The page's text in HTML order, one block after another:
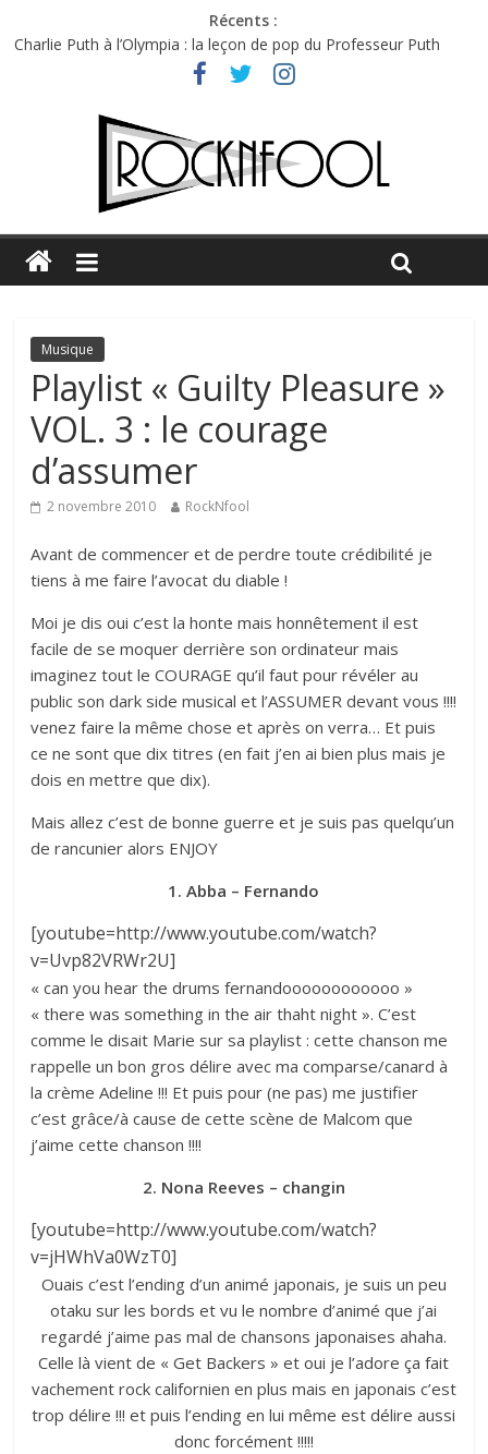
Récents :
Charlie Puth à l’Olympia : la leçon de pop du Professeur Puth
Festival Triptyque : un nouveau festival de musique indépendant
Hellfest 2026 vendredi : température et émotions en hausse
Hellfest 2026 jeudi : impossible de choisir entre chaleur et bonne
Première édition du Midgard Festival : entre bière, métal et
Musique
Playlist « Guilty Pleasure »
VOL. 3 : le courage
d’assumer
2 novembre 2010 RockNfool
Avant de commencer et de perdre toute crédibilité je
tiens à me faire l’avocat du diable !
Moi je dis oui c’est la honte mais honnêtement il est
facile de se moquer derrière son ordinateur mais
imaginez tout le COURAGE qu’il faut pour révéler au
public son dark side musical et l’ASSUMER devant vous !!!!
venez faire la même chose et après on verra… Et puis
ce ne sont que dix titres (en fait j’en ai bien plus mais je
dois en mettre que dix).
Mais allez c’est de bonne guerre et je suis pas quelqu’un
de rancunier alors ENJOY
1. Abba – Fernando
[youtube=http://www.youtube.com/watch?
v=Uvp82VRWr2U]
« can you hear the drums fernandoooooooooooo »
« there was something in the air thaht night ». C’est
comme le disait Marie sur sa playlist : cette chanson me
rappelle un bon gros délire avec ma comparse/canard à
la crème Adeline !!! Et puis pour (ne pas) me justifier
c’est grâce/à cause de cette scène de Malcom que
j’aime cette chanson !!!!
2. Nona Reeves – changin
[youtube=http://www.youtube.com/watch?
v=jHWhVa0WzT0]
Ouais c’est l’ending d’un animé japonais, je suis un peu
otaku sur les bords et vu le nombre d’animé que j’ai
regardé j’aime pas mal de chansons japonaises ahaha.
Celle là vient de « Get Backers » et oui je l’adore ça fait
vachement rock californien en plus mais en japonais c’est
trop délire !!! et puis l’ending en lui même est délire aussi
donc forcément !!!!!